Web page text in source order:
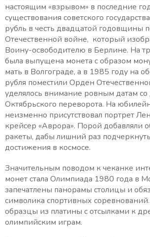
настоящим «взрывом» в последние
существования советского
рубль в честь двадцатой годовщины
Отечественной войне, который
Воину-освободителю в Берлине. На
была выпущена монета с образом
мать в Волгограде, а в 1985 году на
рубля поместили Орден
уделялось внимание ровным датам со
Октябрьского переворота. На
неизменно присутствовал портрет
крейсер «Аврора». Порой добавляли
ракеты, дабы лишний раз
достижения в космосе.
Значительным поводом к чеканке
монет стала Олимпиада 1980 года в
запечатлены панорамы столицы и
символика спортивных
образцы из платины с отсылками к
олимпийским играм.